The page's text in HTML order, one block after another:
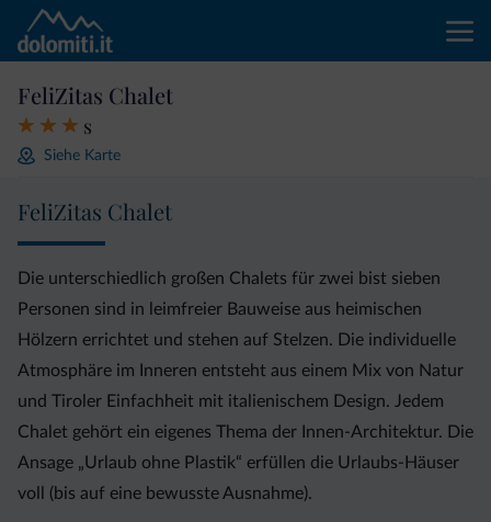
FeliZitas Chalet
s
Siehe Karte
FeliZitas Chalet
Die unterschiedlich großen Chalets für zwei bist sieben
Personen sind in leimfreier Bauweise aus heimischen
Hölzern errichtet und stehen auf Stelzen. Die individuelle
Atmosphäre im Inneren entsteht aus einem Mix von Natur
und Tiroler Einfachheit mit italienischem Design. Jedem
Chalet gehört ein eigenes Thema der Innen-Architektur. Die
Ansage „Urlaub ohne Plastik“ erfüllen die Urlaubs-Häuser
voll (bis auf eine bewusste Ausnahme).